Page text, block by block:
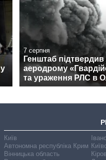
7 серпня
Генштаб
аеродрому
та ураження РЛС в
Київ
Автономна республіка Крим
Вінницька область